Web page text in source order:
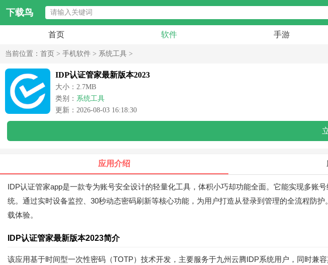
下载鸟
首页 软件 手游
当前位置： 首页 > 手机软件 > 系统工具 >
IDP认证管家最新版本2023
大小：2.7MB
类别： 系统工具
更新：2026-08-03 16:18:30
应用介绍
IDP认证管家app是一款专为账号安全设计的轻量化工具，体积小巧却功能全面。它能实现多
统。通过实时设备监控、30秒动态密码刷新等核心功能，为用户打造从登录到管理的全流程防
载体验。
IDP认证管家最新版本2023简介
该应用基于时间型一次性密码（TOTP）技术开发，主要服务于九州云腾IDP系统用户，同时